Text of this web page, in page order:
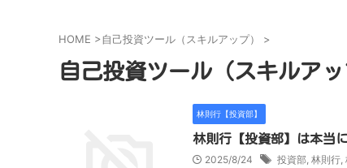
HOME >自己投資ツール（スキルアップ） >
自己投資ツール（スキルアッ
林則行【投資部】
林則行【投資部】は本当
2025/8/24 投資部, 林則行,